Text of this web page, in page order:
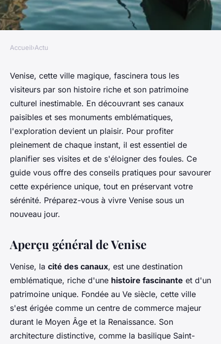
Guide essentiel pour explorer
venise en toute sérénité
Louis•5 février 2025•7 min de lecture
Accueil›Actu
Venise, cette ville magique, fascinera tous les
visiteurs par son histoire riche et son patrimoine
culturel inestimable. En découvrant ses canaux
paisibles et ses monuments emblématiques,
l'exploration devient un plaisir. Pour profiter
pleinement de chaque instant, il est essentiel de
planifier ses visites et de s'éloigner des foules. Ce
guide vous offre des conseils pratiques pour savourer
cette expérience unique, tout en préservant votre
sérénité. Préparez-vous à vivre Venise sous un
nouveau jour.
Aperçu général de Venise
Venise, la cité des canaux, est une destination
emblématique, riche d'une histoire fascinante et d'un
patrimoine unique. Fondée au Ve siècle, cette ville
s'est érigée comme un centre de commerce majeur
durant le Moyen Âge et la Renaissance. Son
architecture distinctive, comme la basilique Saint-